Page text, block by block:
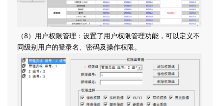
（8）用户权限管理：设置了用户权限管理功能，可以定义不
同级别用户的登录名、密码及操作权限。